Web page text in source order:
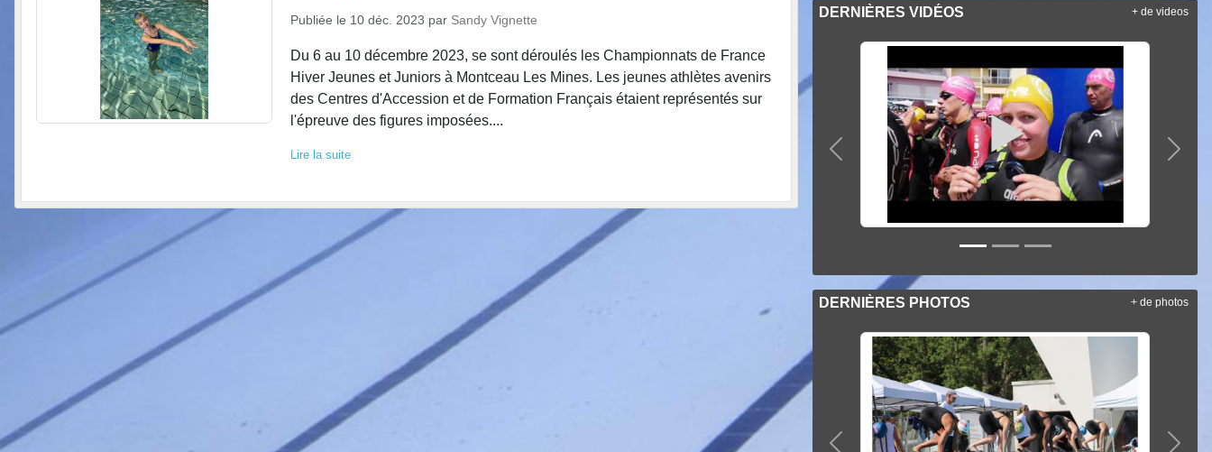
Publiée le 10 déc. 2023 par Sandy Vignette
Du 6 au 10 décembre 2023, se sont déroulés les Championnats de France
Hiver Jeunes et Juniors à Montceau Les Mines. Les jeunes athlètes avenirs
des Centres d'Accession et de Formation Français étaient représentés sur
l'épreuve des figures imposées....
Lire la suite
DERNIÈRES VIDÉOS
Précedent
+ de videos
DERNIÈRES PHOTOS + de photos